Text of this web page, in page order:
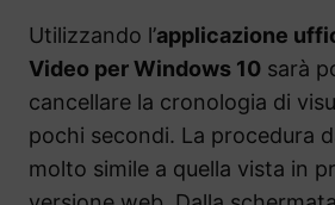
Utilizzando l’applicazione
Video per Windows 10 sarà
cancellare la cronologia di
pochi secondi. La procedura
molto simile a quella vista in